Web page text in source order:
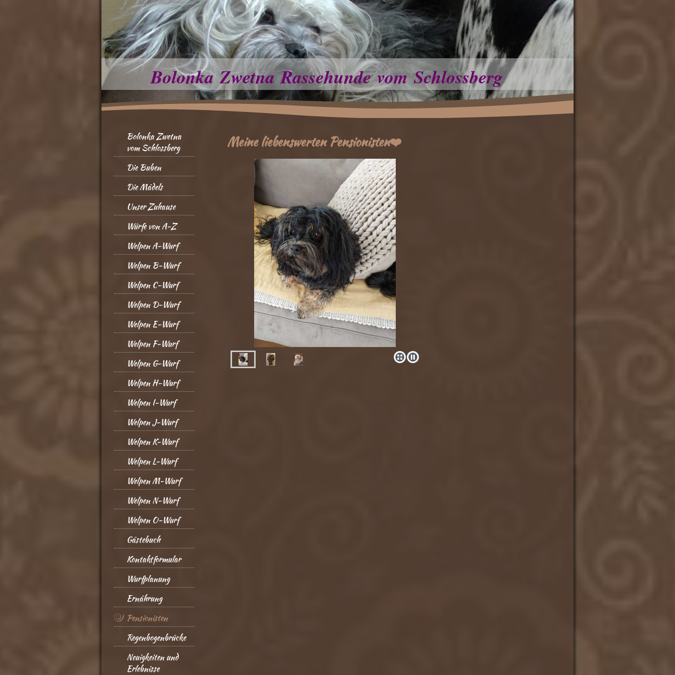
Bolonka Zwetna Rassehunde vom Schlossberg
Bolonka Zwetna
vom Schlossberg
Die Buben
Die Mädels
Unser Zuhause
Würfe von A-Z
Welpen A-Wurf
Welpen B-Wurf
Welpen C-Wurf
Welpen D-Wurf
Welpen E-Wurf
Welpen F-Wurf
Welpen G-Wurf
Welpen H-Wurf
Welpen I-Wurf
Welpen J-Wurf
Welpen K-Wurf
Welpen L-Wurf
Welpen M-Wurf
Welpen N-Wurf
Welpen O-Wurf
Gästebuch
Kontaktformular
Wurfplanung
Ernährung
Pensionisten
Regenbogenbrücke
Neuigkeiten und
Erlebnisse
Meine liebenswerten Pensionisten❤️